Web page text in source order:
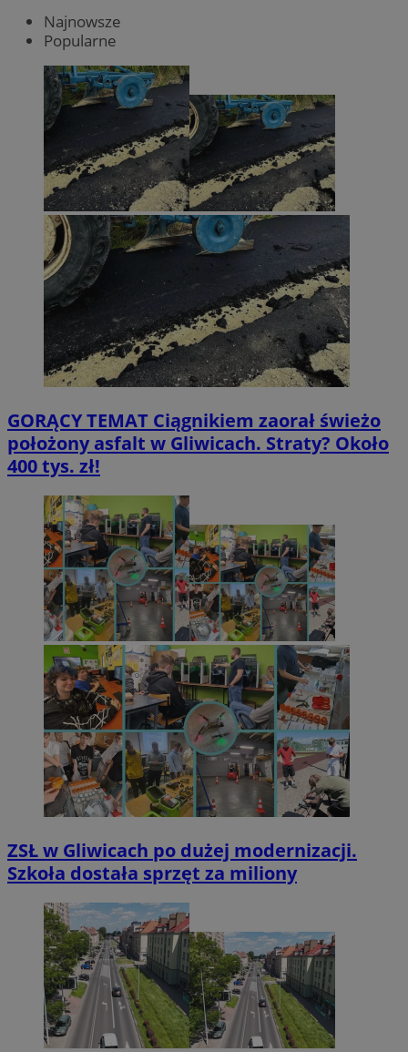
Najnowsze
Popularne
GORĄCY TEMAT Ciągnikiem zaorał świeżo
położony asfalt w Gliwicach. Straty? Około
400 tys. zł!
ZSŁ w Gliwicach po dużej modernizacji.
Szkoła dostała sprzęt za miliony